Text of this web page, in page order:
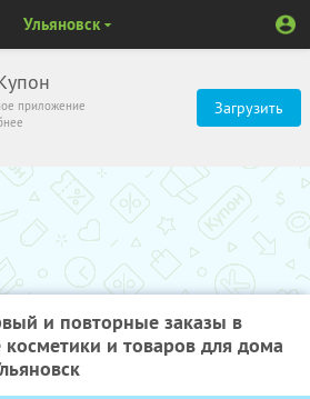
приложение
Загрузить
Ульяновск
и повторные заказы в
косметики и товаров для дома